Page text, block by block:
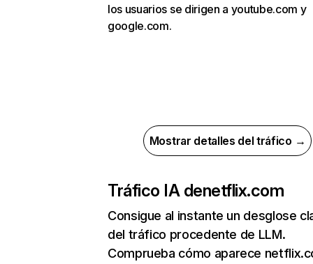
los usuarios se dirigen a youtube.com y
google.com.
Mostrar detalles del tráfico →
Tráfico IA denetflix.com
Consigue al instante un desglose
del tráfico procedente de LLM.
Comprueba cómo aparece